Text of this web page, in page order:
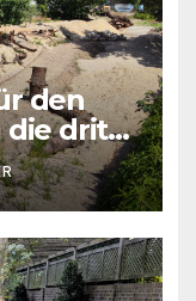
den
die dritte